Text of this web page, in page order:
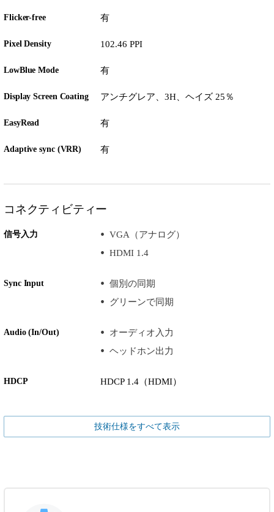
Flicker-free 有
Pixel Density 102.46 PPI
LowBlue Mode 有
Display Screen Coating アンチグレア、3H、ヘイズ 25％
EasyRead 有
Adaptive sync (VRR) 有
コネクティビティー
信号入力
VGA（アナログ）
HDMI 1.4
Sync Input
個別の同期
グリーンで同期
Audio (In/Out)
オーディオ入力
ヘッドホン出力
HDCP HDCP 1.4（HDMI）
技術仕様をすべて表示